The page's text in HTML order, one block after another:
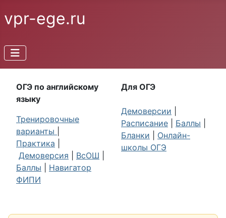
vpr-ege.ru
ОГЭ по английскому
языку
Тренировочные
варианты
Практика
Демоверсия
ВсОШ
Баллы
Навигатор
ФИПИ
Для ОГЭ
Демоверсии
Расписание
Баллы
Бланки
Онлайн-
школы ОГЭ